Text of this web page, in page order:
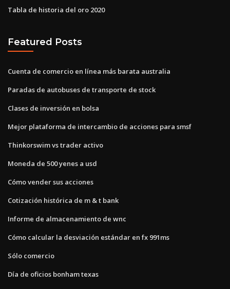
Tabla de historia del oro 2020
Featured Posts
Cuenta de comercio en línea más barata australia
Paradas de autobuses de transporte de stock
Clases de inversión en bolsa
Mejor plataforma de intercambio de acciones para smsf
Thinkorswim vs trader activo
Moneda de 500 yenes a usd
Cómo vender sus acciones
Cotización histórica de m & t bank
Informe de almacenamiento de wnc
Cómo calcular la desviación estándar en fx 991ms
Sólo comercio
Día de oficios bonham texas